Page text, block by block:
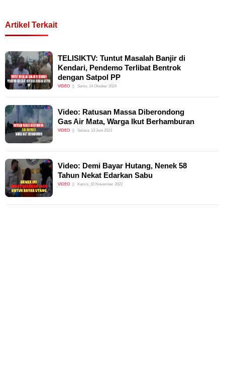
Artikel Terkait
TELISIKTV: Tuntut Masalah Banjir di
Kendari, Pendemo Terlibat Bentrok
dengan Satpol PP
VIDEO Senin, 14 Oktober 2024
Video: Ratusan Massa Diberondong
Gas Air Mata, Warga Ikut Berhamburan
VIDEO Selasa, 13 Juni 2023
Video: Demi Bayar Hutang, Nenek 58
Tahun Nekat Edarkan Sabu
VIDEO Kamis, 10 November 2022